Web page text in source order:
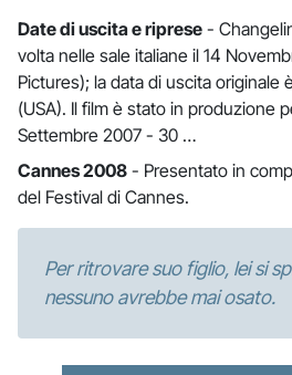
Date di uscita e riprese -
volta nelle sale italiane il 14
Pictures); la data di uscita originale
(USA). Il film è stato in produzione
Settembre 2007 - 30 …
Cannes 2008 - Presentato in
del Festival di Cannes.
Per ritrovare suo figlio, lei si
nessuno avrebbe mai osato.